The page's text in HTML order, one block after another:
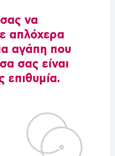
να
απλόχερα
αγάπη που
σας είναι
επιθυμία.